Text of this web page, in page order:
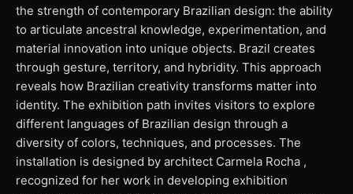
the strength of contemporary Brazilian design: the ability
to articulate ancestral knowledge, experimentation, and
material innovation into unique objects. Brazil creates
through gesture, territory, and hybridity. This approach
reveals how Brazilian creativity transforms matter into
identity. The exhibition path invites visitors to explore
different languages of Brazilian design through a
diversity of colors, techniques, and processes. The
installation is designed by architect Carmela Rocha ,
recognized for her work in developing exhibition